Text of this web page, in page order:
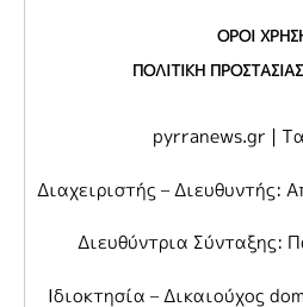
ΟΡΟΙ
ΠΟΛΙΤΙΚΗ
pyrranews.gr |
Διαχειριστής – Διευθυντής:
Διευθύντρια Σύνταξης:
Ιδιοκτησία – Δικαιούχος